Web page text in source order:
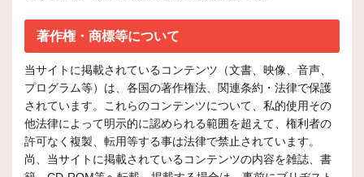
著作権・商標等について
当サイトに掲載されているコンテンツ（文書、映像、音声、
プログラム等）は、各国の著作権法、関連条約・法律で保護
されています。これらのコンテンツについて、私的使用その
他法律によって明示的に認められる範囲を超えて、権利者の
許可なく複製、転用等する事は法律で禁止されています。
尚、当サイトに掲載されているコンテンツの内容を雑誌、書